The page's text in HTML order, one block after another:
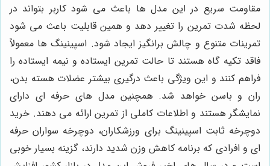
مقاومت سریع در این مدل ها باعث می شود کاربر بتواند در
لحظه شدت تمرین را تغییر دهد و همین قابلیت باعث می شود
تمرینات متنوع و چالش برانگیز ایجاد شود. اسپینینگ ها معمولاً
فاقد تکیه گاه هستند تا حالت تمرین ایستاده و نیمه ایستاده را
فراهم کنند و این ویژگی باعث درگیری بیشتر عضلات هسته بدن،
ران و باسن خواهد شد. همچنین مدل های حرفه ای دارای
نمایشگر هستند و اطلاعات کاملی از تمرین ارائه می دهند. خرید
دوچرخه ثابت اسپینینگ برای ورزشکاران، دوچرخه سواران حرفه
ای و افرادی که برنامه کاهش وزن شدید دارند، گزینه بسیار خوبی